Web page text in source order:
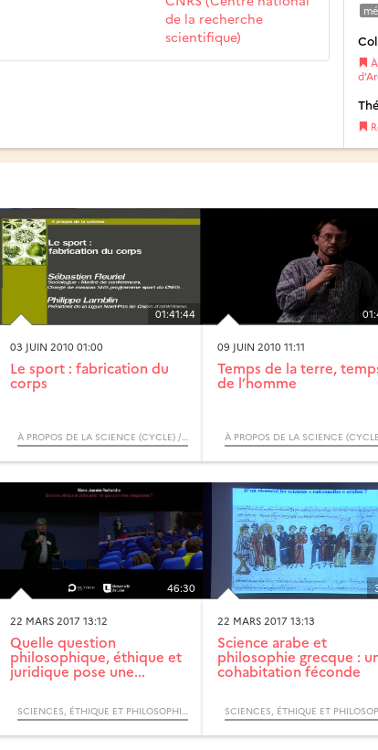
de la recherche
scientifique)
01:41:44
03 JUIN 2010 01:00
Le sport : fabrication du
corps
À PROPOS DE LA SCIENCE (CYCLE) / RENDEZ-VOUS D’ARCHIMÈDE
09 JUIN 2010 11:11
Temps de la terre,
de l’homme
46:30
22 MARS 2017 13:12
Quelle question
philosophique, éthique et
juridique pose une...
SCIENCES, ÉTHIQUE ET PHILOSOPHIE : EN QUOI SONT-ELLES INSÉPARABLES ? / 9ÈME JOURNÉE RECHERCHE POLYTECH’LILLE
22 MARS 2017 13:13
Science arabe et
philosophie grecque :
cohabitation féconde